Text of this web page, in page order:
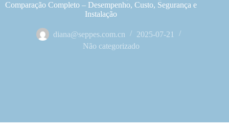
Comparação Completo – Desempenho, Custo, Segurança e
Instalação
diana@seppes.com.cn
2025-07-21
Não categorizado